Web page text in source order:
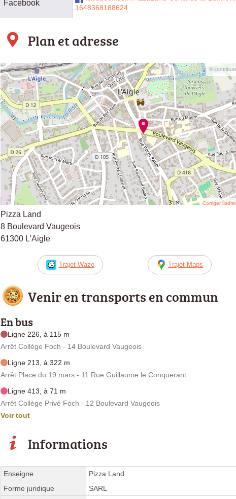
Facebook
1648368188624
Plan et adresse
©
Corriger
Pizza Land
8 Boulevard Vaugeois
61300 L'Aigle
Trajet Waze Trajet Maps
Venir en transports en commun
En bus
Ligne 226, à 115 m
Arrêt Collège Foch - 14 Boulevard Vaugeois
Ligne 213, à 322 m
Arrêt Place du 19 mars - 11 Rue Guillaume le Conquerant
Ligne 413, à 71 m
Arrêt Collège Privé Foch - 12 Boulevard Vaugeois
Voir tout
Informations
Enseigne
Pizza Land
Forme juridique
SARL